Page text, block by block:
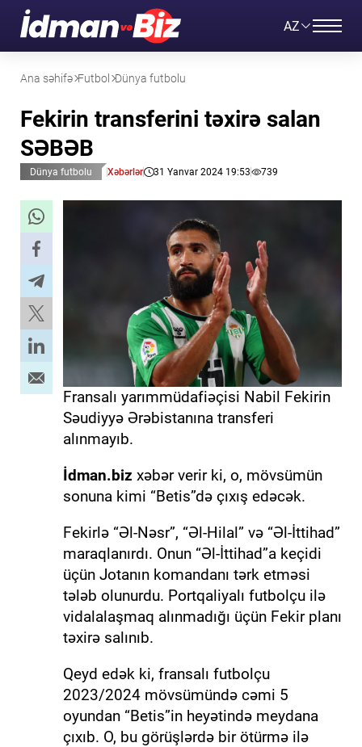
AZ
Ana səhifə Futbol Dünya futbolu
Fekirin transferini təxirə salan
SƏBƏB
Dünya futbolu Xəbərlər 31 Yanvar 2024 19:53 739
Fransalı yarımmüdafiəçisi Nabil Fekirin
Səudiyyə Ərəbistanına transferi
alınmayıb.
İdman.biz xəbər verir ki, o, mövsümün
sonuna kimi “Betis”də çıxış edəcək.
Fekirlə “Əl-Nəsr”, “Əl-Hilal” və “Əl-İttihad”
maraqlanırdı. Onun “Əl-İttihad”a keçidi
üçün Jotanın komandanı tərk etməsi
tələb olunurdu. Portqaliyalı futbolçu ilə
vidalalaşmaq alınmadığı üçün Fekir planı
təxirə salınıb.
Qeyd edək ki, fransalı futbolçu
2023/2024 mövsümündə cəmi 5
oyundan “Betis”in heyətində meydana
çıxıb. O, bu görüşlərdə bir ötürmə ilə